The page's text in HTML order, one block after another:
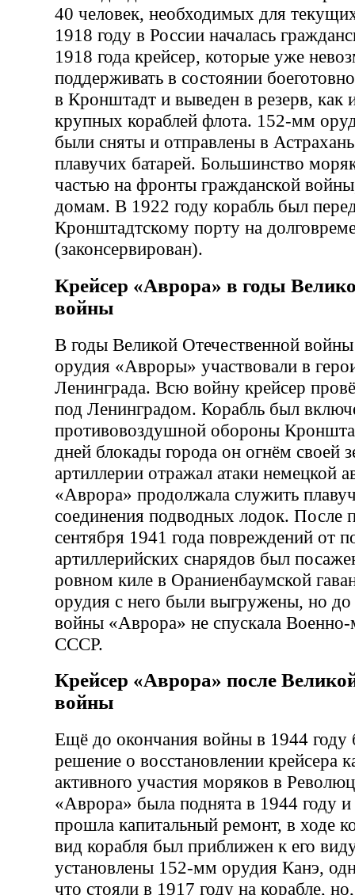
40 человек, необходимых для
1918 году в России началась
1918 года крейсер, которые уже
поддерживать в состоянии
в Кронштадт и выведен в резерв, как
крупных кораблей флота. 152-мм
были сняты и отправлены в
плавучих батарей. Большинство
частью на фронты гражданской
домам. В 1922 году корабль был
Кронштадтскому порту на
(законсервирован).
Крейсер «Аврора» в годы
войны
В годы Великой Отечественной
орудия «Авроры» участвовали в
Ленинграда. Всю войну крейсер
под Ленинградом. Корабль был
противовоздушной обороны
дней блокады города он огнём своей
артиллерии отражал атаки немецкой
«Аврора» продолжала служить
соединения подводных лодок. После
сентября 1941 года повреждений от
артиллерийских снарядов был
ровном киле в Ораниенбаумской
орудия с него были выгружены, но до
войны «Аврора» не спускала Военно-
СССР.
Крейсер «Аврора» после
войны
Ещё до окончания войны в 1944 году
решение о восстановлении крейсера
активного участия моряков в
«Аврора» была поднята в 1944 году
прошла капитальный ремонт, в ходе
вид корабля был приближен к его
установлены 152-мм орудия Канэ,
что стояли в 1917 году на корабле,